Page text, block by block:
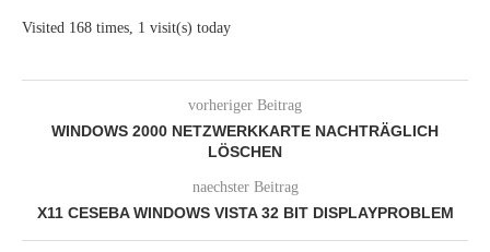
Visited 168 times, 1 visit(s) today
vorheriger Beitrag
WINDOWS 2000 NETZWERKKARTE NACHTRÄGLICH
LÖSCHEN
naechster Beitrag
X11 CESEBA WINDOWS VISTA 32 BIT DISPLAYPROBLEM